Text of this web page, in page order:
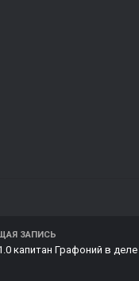
ЗАПИСЬ
капитан Графоний в деле